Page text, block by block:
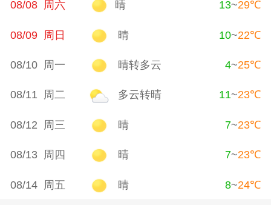
08/08 周六 晴 13~29℃
08/09 周日 晴 10~22℃
08/10 周一 晴转多云 4~25℃
08/11 周二 多云转晴 11~23℃
08/12 周三 晴 7~23℃
08/13 周四 晴 7~23℃
08/14 周五 晴 8~24℃